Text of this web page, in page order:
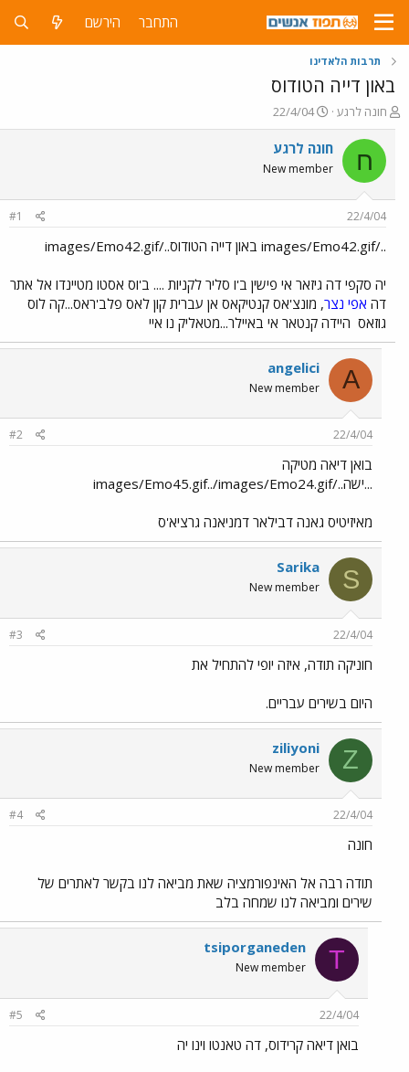
התחבר הירשם
תרבות הלאדינו
באון דייה הטודוס
פ
ו
ת
ח
ה
ש
חונה לרגע
פ
ו
ר
ם
ר
22/4/04
ח חונה לרגע
New member
22/4/04
#1
../images/Emo42.gif באון דייה הטודוס../images/Emo42.gif
יה סקפי דה גיזאר אי פישין ב'ו סליר לקניות .... ב'וס אסטו מטיינדו אל אתר
דה אפי נצר, מונצ'אס קנטיקאס אן עברית קון לאס פלב'ראס...קה לוס
גוזאס היידה קנטאר אי באיילר...מטאליק נו איי
A
angelici
New member
22/4/04
#2
בואן דיאה מטיקה
...ישה../images/Emo45.gif../images/Emo24.gif
מאיזיטיס גאנה דבילאר דמניאנה גרציא'ס
S
Sarika
New member
22/4/04
#3
חוניקה תודה, איזה יופי להתחיל את
היום בשירים עבריים.
Z
ziliyoni
New member
22/4/04
#4
חונה
תודה רבה אל האינפורמציה שאת מביאה לנו בקשר לאתרים של
שירים ומביאה לנו שמחה בלב
T
tsiporganeden
New member
22/4/04
#5
בואן דיאה קרידוס, דה טאנטו וינו יה